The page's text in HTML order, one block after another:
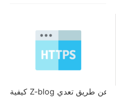
كيفية Z-blog عن طريق تعدي